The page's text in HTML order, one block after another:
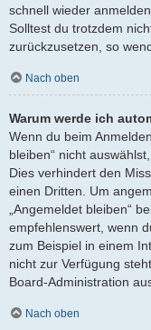
schnell wieder
Solltest du trotzdem
zurückzusetzen, so
Nach oben
Warum werde ich
Wenn du beim
bleiben“ nicht
Dies verhindert den
einen Dritten. Um
„Angemeldet bleiben“
empfehlenswert, wenn
zum Beispiel in einem
nicht zur Verfügung
Board-Administration
Nach oben